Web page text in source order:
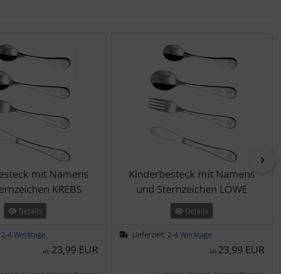
mit Namens
KREBS
Details
2-4 Werktage
ab 23,99 EUR
Kinderbesteck mit Namens
und Sternzeichen LÖWE
Details
Lieferzeit: 2-4 Werktage
ab 23,99 EUR